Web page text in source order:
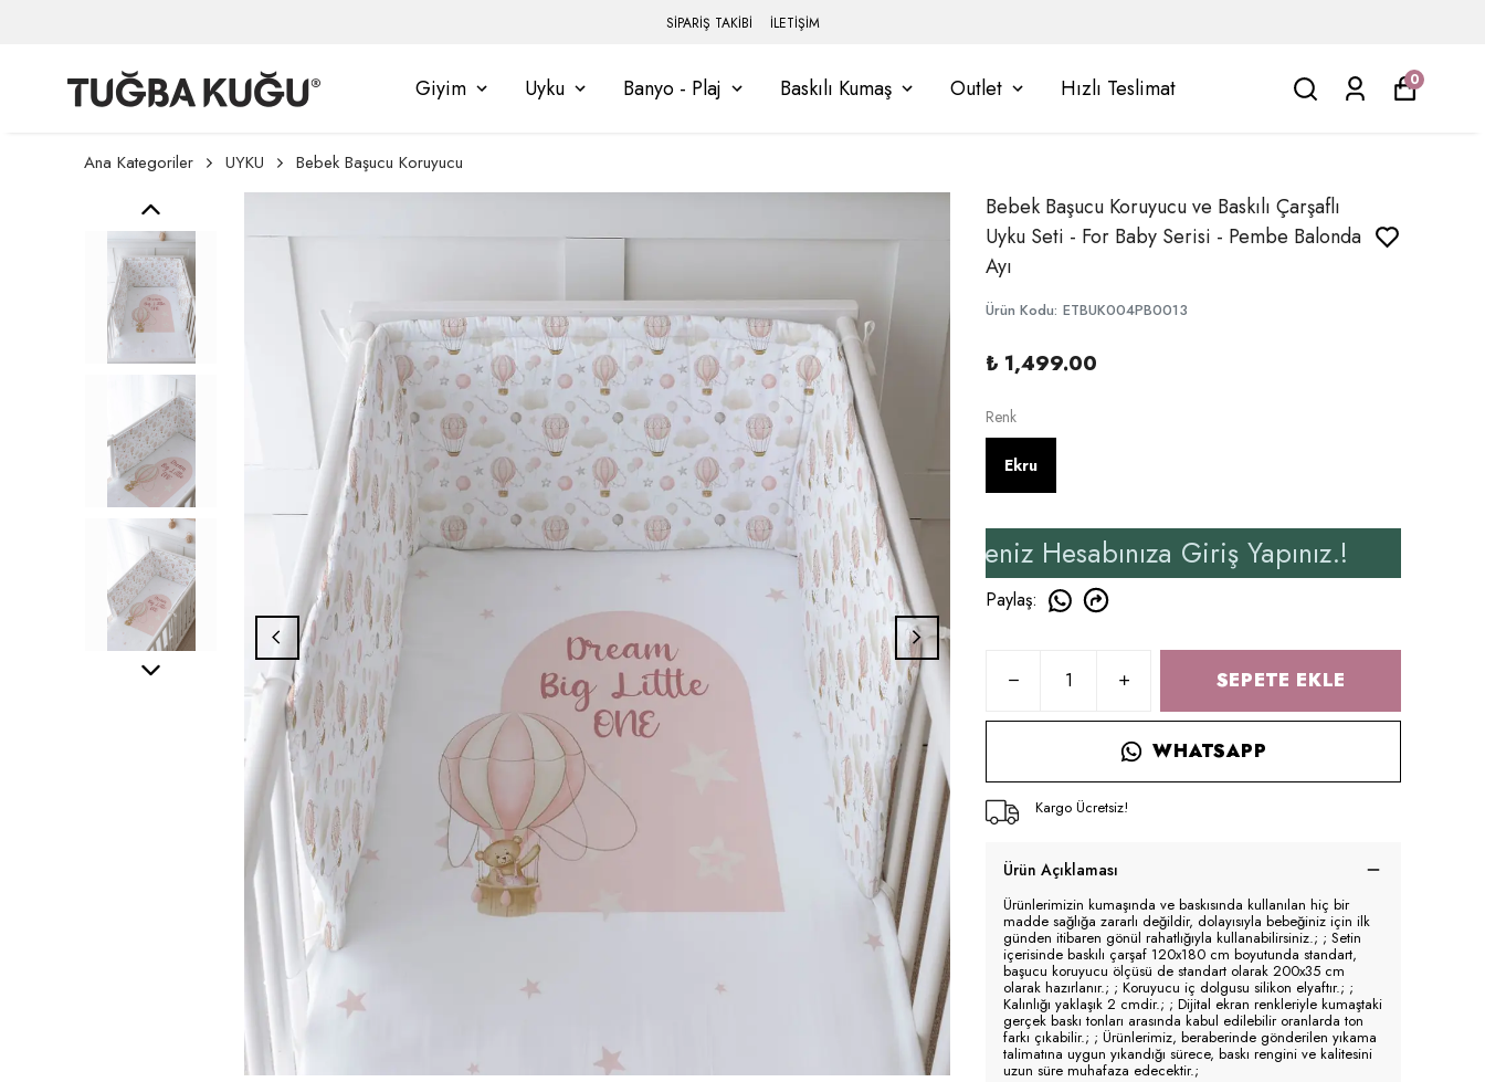
SİPARİŞ TAKİBİ İLETİŞİM
Giyim Uyku Banyo - Plaj Baskılı Kumaş Outlet Hızlı Teslimat 0
Ana Kategoriler UYKU Bebek Başucu Koruyucu
Bebek Başucu Koruyucu ve Baskılı Çarşaflı
Uyku Seti - For Baby Serisi - Pembe Balonda
Ayı
Ürün Kodu: ETBUK004PB0013
₺ 1,499.00
Renk
Ekru
Yararlanmak İçin Üyelik İşleminizi Tamamlayınız, Üye İseniz Hesabınıza Giriş Yapınız.!
Paylaş:
SEPETE EKLE
WHATSAPP
Kargo Ücretsiz!
Ürün Açıklaması
Ürünlerimizin kumaşında ve baskısında kullanılan hiç bir
madde sağlığa zararlı değildir, dolayısıyla bebeğiniz için ilk
günden itibaren gönül rahatlığıyla kullanabilirsiniz.; ; Setin
içerisinde baskılı çarşaf 120x180 cm boyutunda standart,
başucu koruyucu ölçüsü de standart olarak 200x35 cm
olarak hazırlanır.; ; Koruyucu iç dolgusu silikon elyaftır.; ;
Kalınlığı yaklaşık 2 cmdir.; ; Dijital ekran renkleriyle kumaştaki
gerçek baskı tonları arasında kabul edilebilir oranlarda ton
farkı çıkabilir.; ; Ürünlerimiz, beraberinde gönderilen yıkama
talimatına uygun yıkandığı sürece, baskı rengini ve kalitesini
uzun süre muhafaza edecektir.;